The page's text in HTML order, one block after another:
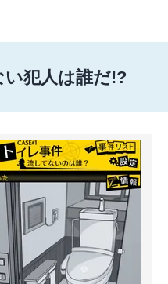
い犯人は誰だ!?